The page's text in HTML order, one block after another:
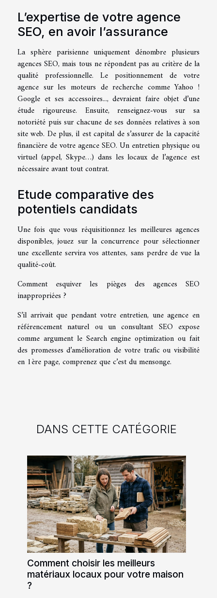
L’expertise de votre agence
SEO, en avoir l’assurance
La sphère parisienne uniquement dénombre plusieurs
agences SEO, mais tous ne répondent pas au critère de la
qualité professionnelle. Le positionnement de votre
agence sur les moteurs de recherche comme Yahoo !
Google et ses accessoires..., devraient faire objet d’une
étude rigoureuse. Ensuite, renseignez-vous sur sa
notoriété puis sur chacune de ses données relatives à son
site web. De plus, il est capital de s’assurer de la capacité
financière de votre agence SEO. Un entretien physique ou
virtuel (appel, Skype…) dans les locaux de l’agence est
nécessaire avant tout contrat.
Etude comparative des
potentiels candidats
Une fois que vous réquisitionnez les meilleures agences
disponibles, jouez sur la concurrence pour sélectionner
une excellente servira vos attentes, sans perdre de vue la
qualité-coût.
Comment esquiver les pièges des agences SEO
inappropriées ?
S’il arrivait que pendant votre entretien, une agence en
référencement naturel ou un consultant SEO expose
comme argument le Search engine optimization ou fait
des promesses d’amélioration de votre trafic ou visibilité
en 1ère page, comprenez que c’est du mensonge.
DANS CETTE CATÉGORIE
Comment choisir les meilleurs
matériaux locaux pour votre maison
?